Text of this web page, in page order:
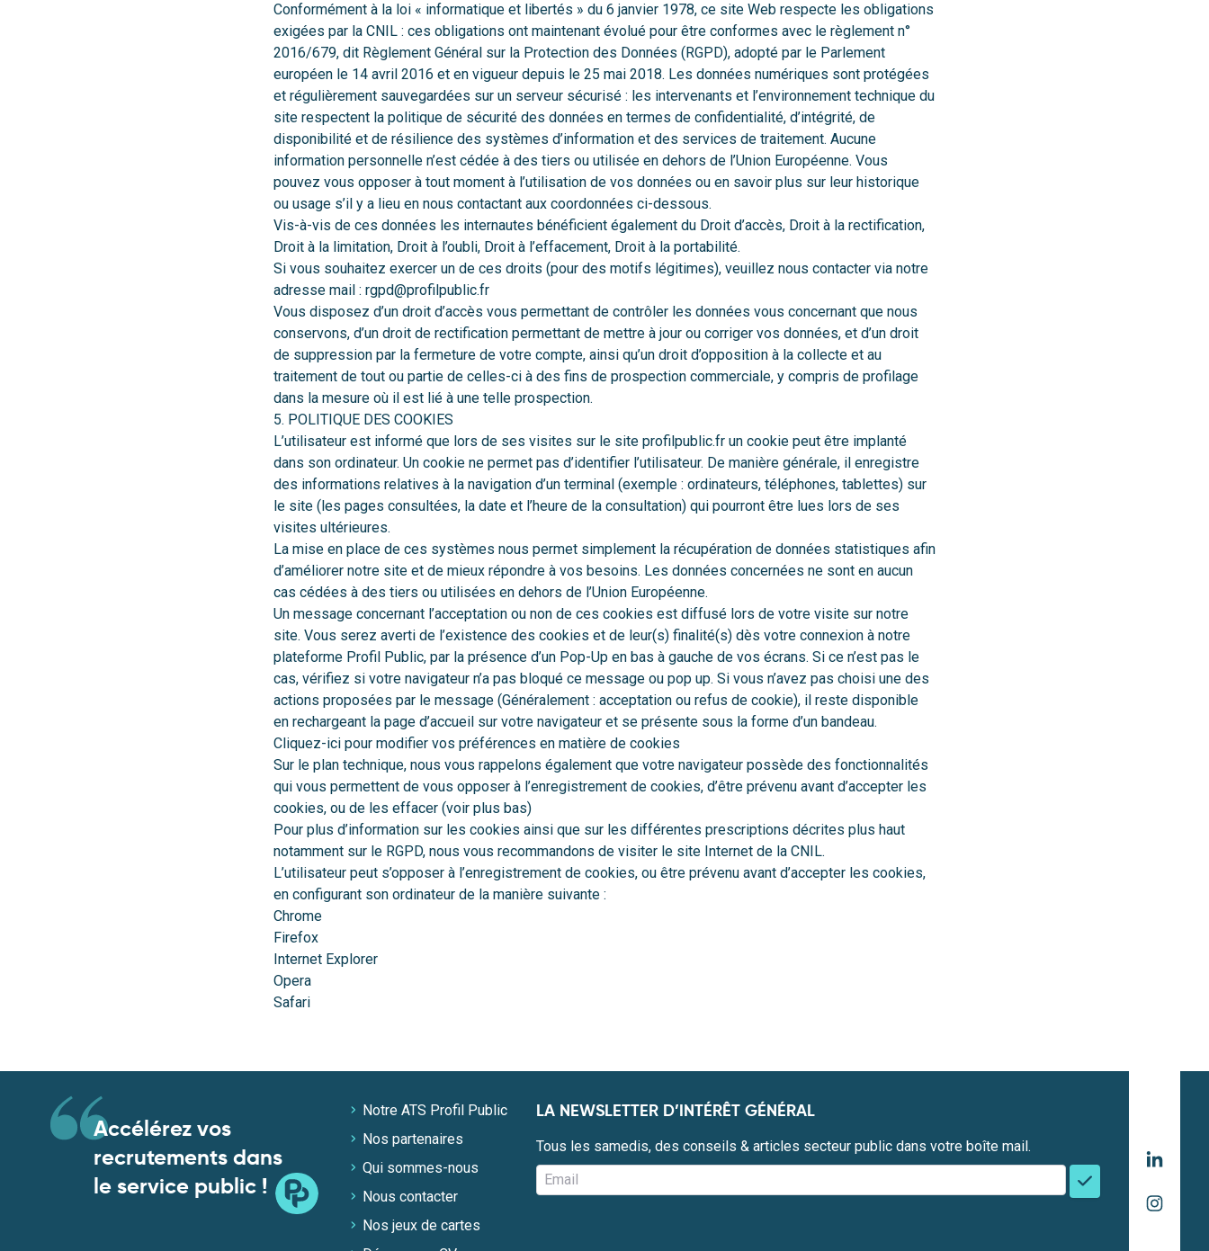
Conformément à la loi « informatique et libertés » du 6 janvier 1978, ce site Web respecte les obligations
exigées par la CNIL : ces obligations ont maintenant évolué pour être conformes avec le règlement n°
2016/679, dit Règlement Général sur la Protection des Données (RGPD), adopté par le Parlement
européen le 14 avril 2016 et en vigueur depuis le 25 mai 2018. Les données numériques sont protégées
et régulièrement sauvegardées sur un serveur sécurisé : les intervenants et l’environnement technique du
site respectent la politique de sécurité des données en termes de confidentialité, d’intégrité, de
disponibilité et de résilience des systèmes d’information et des services de traitement. Aucune
information personnelle n’est cédée à des tiers ou utilisée en dehors de l’Union Européenne. Vous
pouvez vous opposer à tout moment à l’utilisation de vos données ou en savoir plus sur leur historique
ou usage s’il y a lieu en nous contactant aux coordonnées ci-dessous.
Vis-à-vis de ces données les internautes bénéficient également du Droit d’accès, Droit à la rectification,
Droit à la limitation, Droit à l’oubli, Droit à l’effacement, Droit à la portabilité.
Si vous souhaitez exercer un de ces droits (pour des motifs légitimes), veuillez nous contacter via notre
adresse mail : rgpd@profilpublic.fr
Vous disposez d’un droit d’accès vous permettant de contrôler les données vous concernant que nous
conservons, d’un droit de rectification permettant de mettre à jour ou corriger vos données, et d’un droit
de suppression par la fermeture de votre compte, ainsi qu’un droit d’opposition à la collecte et au
traitement de tout ou partie de celles-ci à des fins de prospection commerciale, y compris de profilage
dans la mesure où il est lié à une telle prospection.
5. POLITIQUE DES COOKIES
L’utilisateur est informé que lors de ses visites sur le site profilpublic.fr un cookie peut être implanté
dans son ordinateur. Un cookie ne permet pas d’identifier l’utilisateur. De manière générale, il enregistre
des informations relatives à la navigation d’un terminal (exemple : ordinateurs, téléphones, tablettes) sur
le site (les pages consultées, la date et l’heure de la consultation) qui pourront être lues lors de ses
visites ultérieures.
La mise en place de ces systèmes nous permet simplement la récupération de données statistiques afin
d’améliorer notre site et de mieux répondre à vos besoins. Les données concernées ne sont en aucun
cas cédées à des tiers ou utilisées en dehors de l’Union Européenne.
Un message concernant l’acceptation ou non de ces cookies est diffusé lors de votre visite sur notre
site. Vous serez averti de l’existence des cookies et de leur(s) finalité(s) dès votre connexion à notre
plateforme Profil Public, par la présence d’un Pop-Up en bas à gauche de vos écrans. Si ce n’est pas le
cas, vérifiez si votre navigateur n’a pas bloqué ce message ou pop up. Si vous n’avez pas choisi une des
actions proposées par le message (Généralement : acceptation ou refus de cookie), il reste disponible
en rechargeant la page d’accueil sur votre navigateur et se présente sous la forme d’un bandeau.
Cliquez-ici pour modifier vos préférences en matière de cookies
Sur le plan technique, nous vous rappelons également que votre navigateur possède des fonctionnalités
qui vous permettent de vous opposer à l’enregistrement de cookies, d’être prévenu avant d’accepter les
cookies, ou de les effacer (voir plus bas)
Pour plus d’information sur les cookies ainsi que sur les différentes prescriptions décrites plus haut
notamment sur le RGPD, nous vous recommandons de visiter le site Internet de la CNIL.
L’utilisateur peut s’opposer à l’enregistrement de cookies, ou être prévenu avant d’accepter les cookies,
en configurant son ordinateur de la manière suivante :
Chrome
Firefox
Internet Explorer
Opera
Safari
LA NEWSLETTER D’INTÉRÊT GÉNÉRAL
Tous les samedis, des conseils & articles secteur public dans votre boîte mail.
Notre ATS Profil Public
Nos partenaires
Qui sommes-nous
Nous contacter
Nos jeux de cartes
Accélérez vos
recrutements dans
le service public !